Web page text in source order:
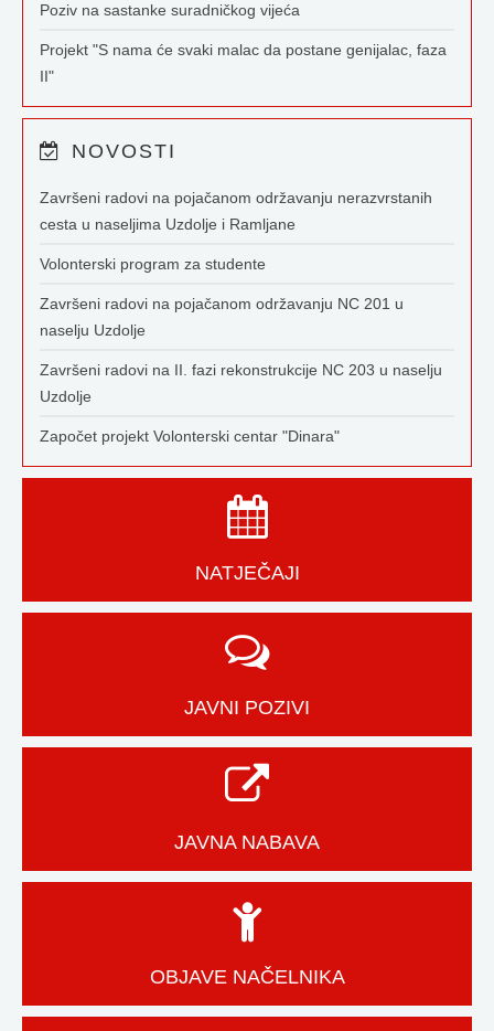
Poziv na sastanke suradničkog vijeća
Projekt "S nama će svaki malac da postane genijalac, faza
II"
NOVOSTI
Završeni radovi na pojačanom održavanju nerazvrstanih
cesta u naseljima Uzdolje i Ramljane
Volonterski program za studente
Završeni radovi na pojačanom održavanju NC 201 u
naselju Uzdolje
Završeni radovi na II. fazi rekonstrukcije NC 203 u naselju
Uzdolje
Započet projekt Volonterski centar "Dinara"
NATJEČAJI
JAVNI POZIVI
JAVNA NABAVA
OBJAVE NAČELNIKA